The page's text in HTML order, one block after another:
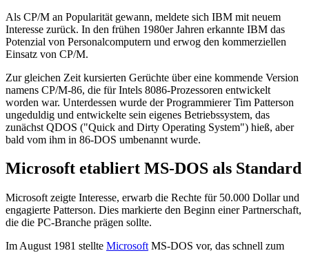
Als CP/M an Popularität gewann, meldete sich IBM mit neuem
Interesse zurück. In den frühen 1980er Jahren erkannte IBM das
Potenzial von Personalcomputern und erwog den kommerziellen
Einsatz von CP/M.
Zur gleichen Zeit kursierten Gerüchte über eine kommende Version
namens CP/M-86, die für Intels 8086-Prozessoren entwickelt
worden war. Unterdessen wurde der Programmierer Tim Patterson
ungeduldig und entwickelte sein eigenes Betriebssystem, das
zunächst QDOS ("Quick and Dirty Operating System") hieß, aber
bald vom ihm in 86-DOS umbenannt wurde.
Microsoft etabliert MS-DOS als Standard
Microsoft zeigte Interesse, erwarb die Rechte für 50.000 Dollar und
engagierte Patterson. Dies markierte den Beginn einer Partnerschaft,
die die PC-Branche prägen sollte.
Im August 1981 stellte Microsoft MS-DOS vor, das schnell zum